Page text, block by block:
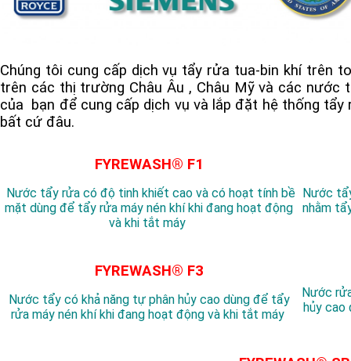
Chúng tôi cung cấp dịch vụ tẩy rửa tua-bin khí trên
trên các thị trường Châu Âu , Châu Mỹ và các nước
của bạn để cung cấp dịch vụ và lắp đặt hệ thống
bất cứ đâu.
FYREWASH® F1
Nước tẩy rửa có độ tinh khiết cao và có hoạt tính bề
mặt dùng để tẩy rửa máy nén khí khi đang hoạt động
và khi tắt máy
Nước
nhằm
FYREWASH® F3
Nước tẩy có khả năng tự phân hủy cao dùng để tẩy
rửa máy nén khí khi đang hoạt động và khi tắt máy
Nước
hủy cao